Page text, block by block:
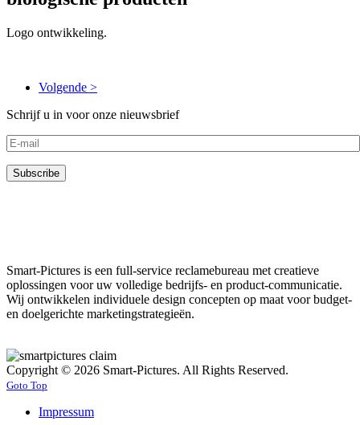
Logo ontwikkeling.
Volgende >
Schrijf u in voor onze nieuwsbrief
Smart-Pictures is een full-service reclamebureau met creatieve
oplossingen voor uw volledige bedrijfs- en product-communicatie.
Wij ontwikkelen individuele design concepten op maat voor budget-
en doelgerichte marketingstrategieën.
Copyright © 2026 Smart-Pictures. All Rights Reserved.
Goto Top
Impressum